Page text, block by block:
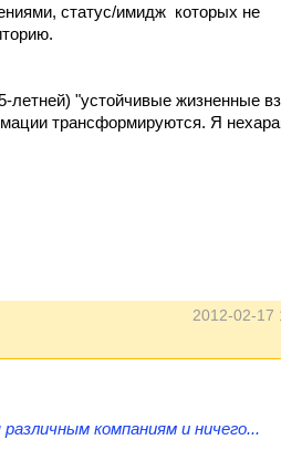
статус/имидж которых не
"устойчивые жизненные
трансформируются. Я
2012-02-17
компаниям и ничего...